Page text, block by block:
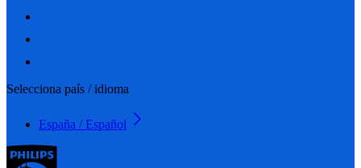
Selecciona país / idioma
España / Español